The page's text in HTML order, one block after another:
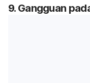
9. Gangguan